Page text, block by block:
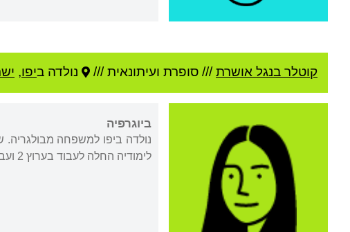
קוטלר בנגל אושרת/// סופרת ועיתונאית /// נולדה ביפו,
ביוגרפיה
נולדה ביפו למשפחה
לימודיה החלה לעבוד בערוץ 2 ועבדה במהלך השנים כבמאית, עורכת, עיתונאית ומגישת חדשות.